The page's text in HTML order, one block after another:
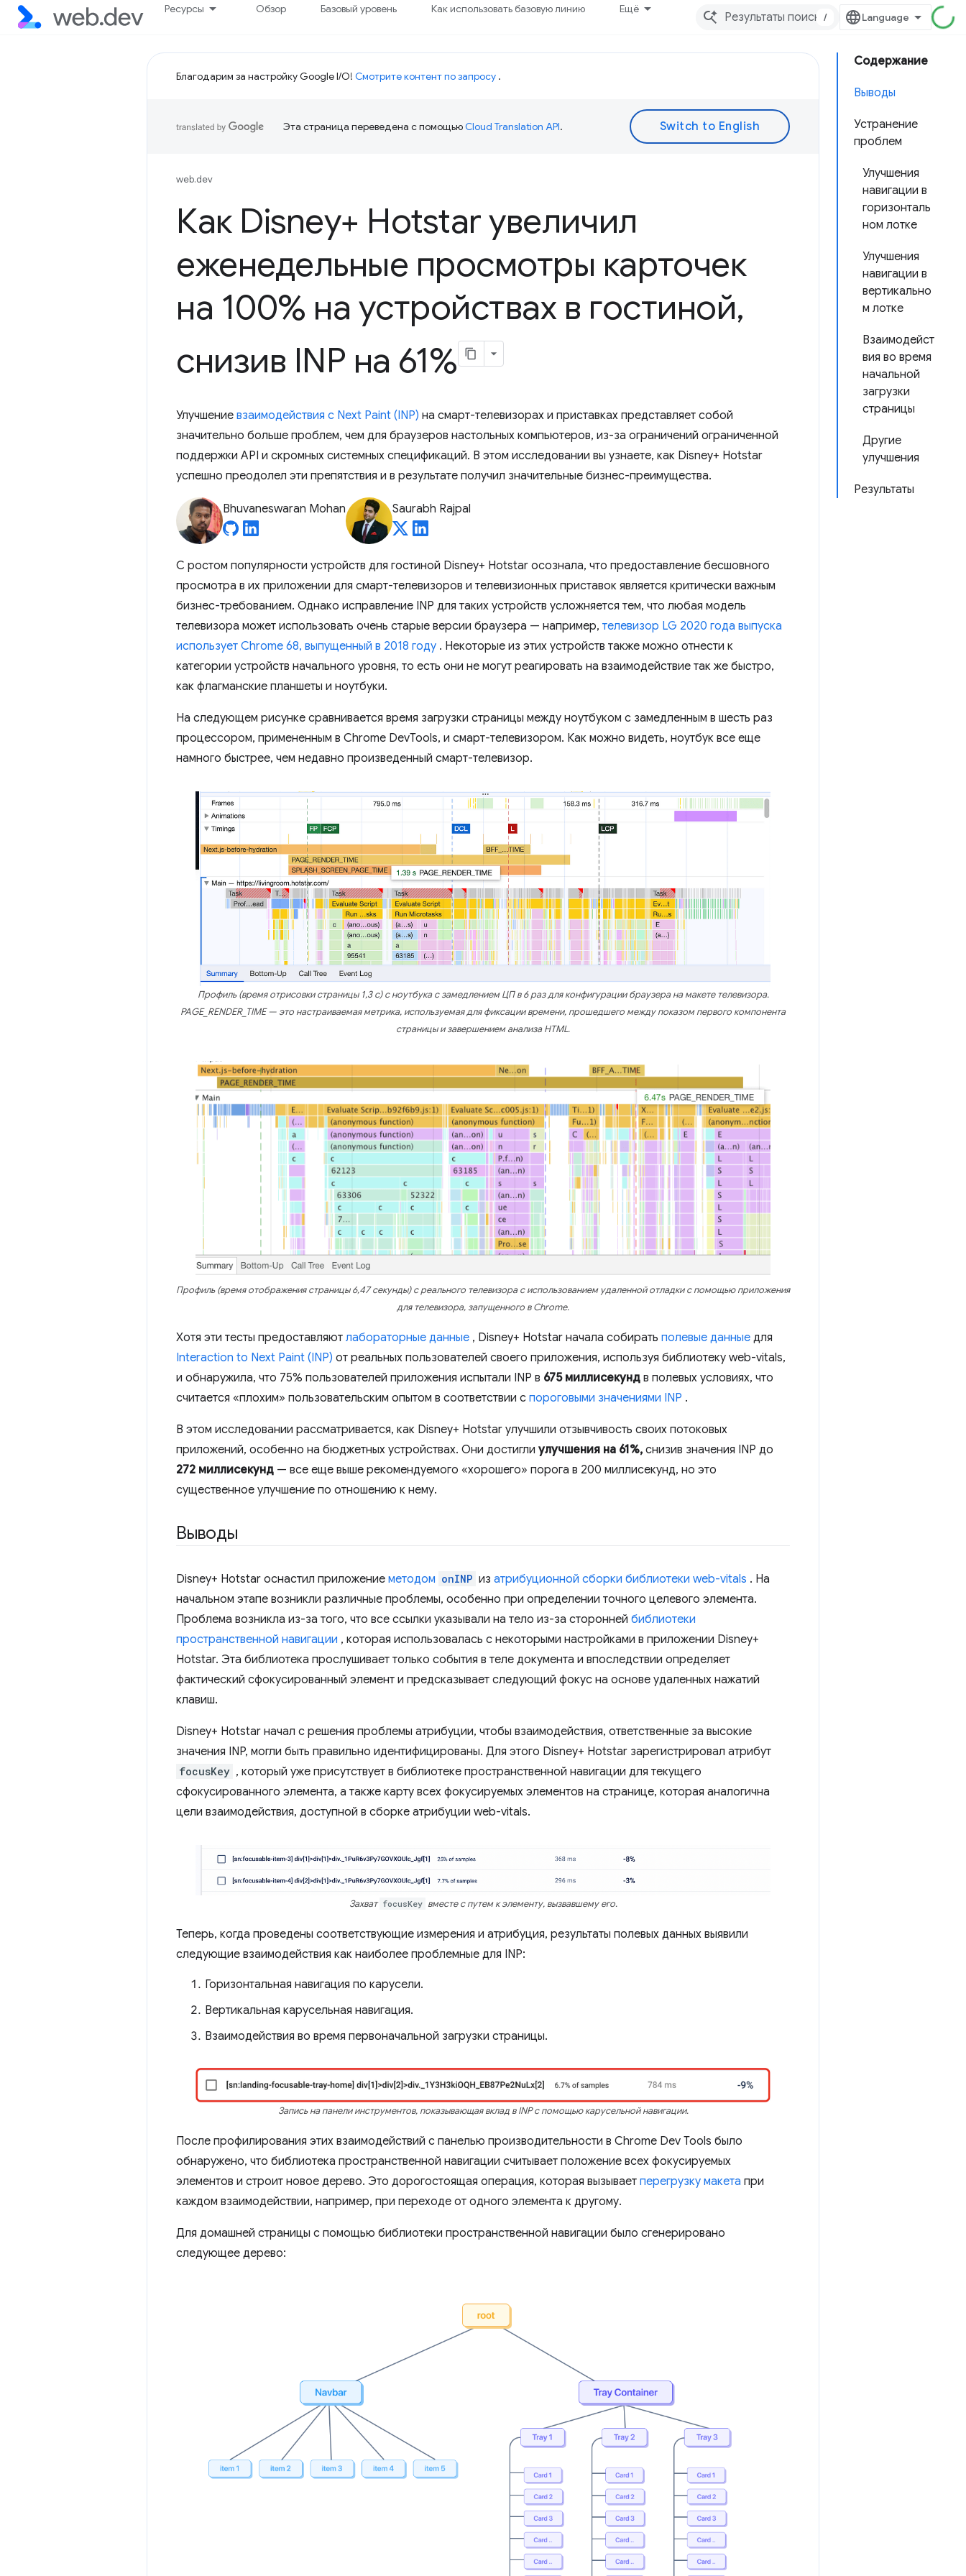
Ресурсы Обзор Базовый уровень Как использовать базовую линию Ещё
/
Содержание
Выводы
Устранение
проблем
Улучшения
навигации в
горизонталь
ном лотке
Улучшения
навигации в
вертикально
м лотке
Взаимодейст
вия во время
начальной
загрузки
страницы
Другие
улучшения
Результаты
Благодарим за настройку Google I/O! Смотрите контент по запросу .
Эта страница переведена с помощьюCloud Translation API.
web.dev
Как Disney+ Hotstar увеличил
еженедельные просмотры карточек
на 100% на устройствах в гостиной,
снизив INP на 61%
Улучшение взаимодействия с Next Paint (INP) на смарт-телевизорах и приставках представляет собой
значительно больше проблем, чем для браузеров настольных компьютеров, из-за ограничений ограниченной
поддержки API и скромных системных спецификаций. В этом исследовании вы узнаете, как Disney+ Hotstar
успешно преодолел эти препятствия и в результате получил значительные бизнес-преимущества.
Bhuvaneswaran Mohan Saurabh Rajpal
С ростом популярности устройств для гостиной Disney+ Hotstar осознала, что предоставление бесшовного
просмотра в их приложении для смарт-телевизоров и телевизионных приставок является критически важным
бизнес-требованием. Однако исправление INP для таких устройств усложняется тем, что любая модель
телевизора может использовать очень старые версии браузера — например, телевизор LG 2020 года выпуска
использует Chrome 68, выпущенный в 2018 году . Некоторые из этих устройств также можно отнести к
категории устройств начального уровня, то есть они не могут реагировать на взаимодействие так же быстро,
как флагманские планшеты и ноутбуки.
На следующем рисунке сравнивается время загрузки страницы между ноутбуком с замедленным в шесть раз
процессором, примененным в Chrome DevTools, и смарт-телевизором. Как можно видеть, ноутбук все еще
намного быстрее, чем недавно произведенный смарт-телевизор.
Профиль (время отрисовки страницы 1,3 с) с ноутбука с замедлением ЦП в 6 раз для конфигурации браузера на макете телевизора.
PAGE_RENDER_TIME — это настраиваемая метрика, используемая для фиксации времени, прошедшего между показом первого компонента
страницы и завершением анализа HTML.
Профиль (время отображения страницы 6,47 секунды) с реального телевизора с использованием удаленной отладки с помощью приложения
для телевизора, запущенного в Chrome.
Хотя эти тесты предоставляют лабораторные данные , Disney+ Hotstar начала собирать полевые данные для
Interaction to Next Paint (INP) от реальных пользователей своего приложения, используя библиотеку web-vitals,
и обнаружила, что 75% пользователей приложения испытали INP в 675 миллисекунд в полевых условиях, что
считается «плохим» пользовательским опытом в соответствии с пороговыми значениями INP .
В этом исследовании рассматривается, как Disney+ Hotstar улучшили отзывчивость своих потоковых
приложений, особенно на бюджетных устройствах. Они достигли улучшения на 61%, снизив значения INP до
272 миллисекунд — все еще выше рекомендуемого «хорошего» порога в 200 миллисекунд, но это
существенное улучшение по отношению к нему.
Выводы
Disney+ Hotstar оснастил приложение методом onINP из атрибуционной сборки библиотеки web-vitals . На
начальном этапе возникли различные проблемы, особенно при определении точного целевого элемента.
Проблема возникла из-за того, что все ссылки указывали на тело из-за сторонней библиотеки
пространственной навигации , которая использовалась с некоторыми настройками в приложении Disney+
Hotstar. Эта библиотека прослушивает только события в теле документа и впоследствии определяет
фактический сфокусированный элемент и предсказывает следующий фокус на основе удаленных нажатий
клавиш.
Disney+ Hotstar начал с решения проблемы атрибуции, чтобы взаимодействия, ответственные за высокие
значения INP, могли быть правильно идентифицированы. Для этого Disney+ Hotstar зарегистрировал атрибут
focusKey , который уже присутствует в библиотеке пространственной навигации для текущего
сфокусированного элемента, а также карту всех фокусируемых элементов на странице, которая аналогична
цели взаимодействия, доступной в сборке атрибуции web-vitals.
Захват focusKey вместе с путем к элементу, вызвавшему его.
Теперь, когда проведены соответствующие измерения и атрибуция, результаты полевых данных выявили
следующие взаимодействия как наиболее проблемные для INP:
Горизонтальная навигация по карусели.
Вертикальная карусельная навигация.
Взаимодействия во время первоначальной загрузки страницы.
Запись на панели инструментов, показывающая вклад в INP с помощью карусельной навигации.
После профилирования этих взаимодействий с панелью производительности в Chrome Dev Tools было
обнаружено, что библиотека пространственной навигации считывает положение всех фокусируемых
элементов и строит новое дерево. Это дорогостоящая операция, которая вызывает перегрузку макета при
каждом взаимодействии, например, при переходе от одного элемента к другому.
Для домашней страницы с помощью библиотеки пространственной навигации было сгенерировано
следующее дерево: